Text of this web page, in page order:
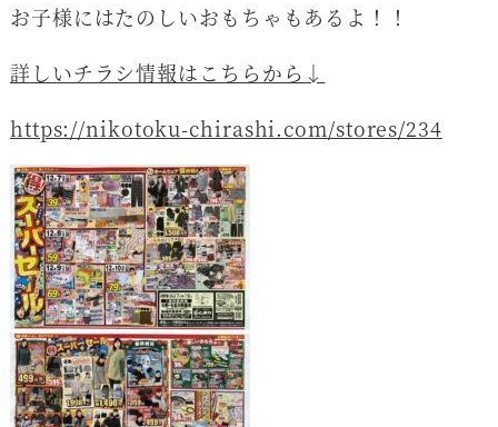
お子様にはたのしいおもちゃもあるよ！！
詳しいチラシ情報はこちらから↓
https://nikotoku-chirashi.com/stores/234